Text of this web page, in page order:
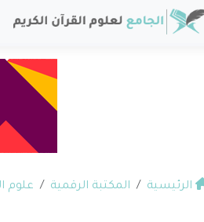
الرئيسية المكتبة الرقمية علوم